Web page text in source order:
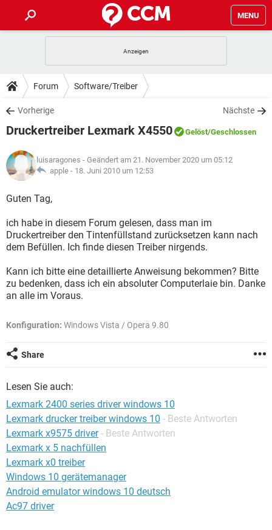
MENU
ANDROID IOS
WINDOWS 10
WHATSAPP TIKTOK
FACEBOOK
TIPPS & TRICKS
SPIELE
WHATSAPP TIKTOK
FACEBOOK
DOWNLOADS
SPIELE STREAMING
ANDROID
WINDOWS 10 INSTAGRAM
WHATSAPP
SPIELE STREAMING
ANDROID
WINDOWS 10
WHATSAPP TIKTOK
FACEBOOK HARDWARE
LEXIKON
SPIELE
WINDOWS 10 INSTAGRAM
FACEBOOK HARDWARE
Forum Software/Treiber
Vorherige Nächste
Druckertreiber Lexmark X4550 Gelöst/Geschlossen
luisaragones - Geändert am 21. November 2020 um 05:12
apple - 18. Juni 2010 um 12:53
Guten Tag,
ich habe in diesem Forum gelesen, dass man im
Druckertreiber den Tintenfüllstand zurücksetzen kann nach
dem Befüllen. Ich finde diesen Treiber nirgends.
Kann ich bitte eine detaillierte Anweisung bekommen? Bitte
zu bedenken, dass ich ein absoluter Computerlaie bin. Danke
an alle im Voraus.
Konfiguration: Windows Vista / Opera 9.80
Share
Lesen Sie auch:
Lexmark 2400 series driver windows 10
Lexmark drucker treiber windows 10 - Beste Antworten
Lexmark x9575 driver - Beste Antworten
Lexmark x 5 nachfüllen
Lexmark x0 treiber
Windows 10 gerätemanager
Android emulator windows 10 deutsch
Ac97 driver